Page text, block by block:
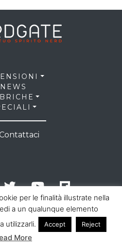
NEWS
reserved |Privacy Policy
Law
per le finalità illustrate nella
a un qualunque elemento
utilizzarli.
Accept Reject
More